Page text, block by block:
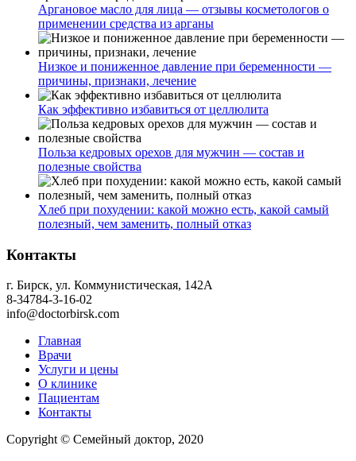
Аргановое масло для лица — отзывы косметологов о
применении средства из арганы
Низкое и пониженное давление при беременности —
причины, признаки, лечение
Как эффективно избавиться от целлюлита
Польза кедровых орехов для мужчин — состав и
полезные свойства
Хлеб при похудении: какой можно есть, какой самый
полезный, чем заменить, полный отказ
Контакты
г. Бирск, ул. Коммунистическая, 142А
8-34784-3-16-02
info@doctorbirsk.com
Главная
Врачи
Услуги и цены
О клинике
Пациентам
Контакты
Copyright © Семейный доктор, 2020